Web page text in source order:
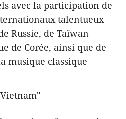
avec la participation de
talentueux
Russie, de Taïwan
de Corée, ainsi que de
musique classique